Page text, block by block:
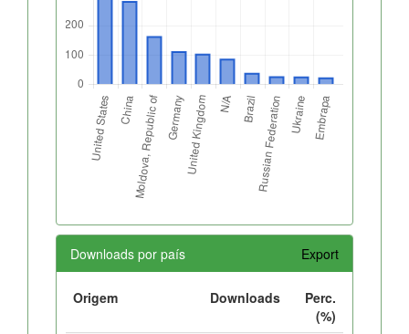
Downloads por país Export
Origem Downloads
Perc.
(%)